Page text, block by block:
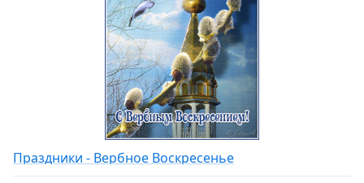
Праздники - Вербное Воскресенье